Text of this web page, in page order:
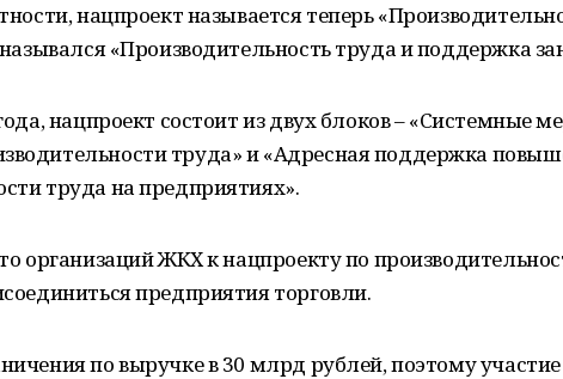
нацпроект называется теперь
«Производительность труда и поддержка
нацпроект состоит из двух блоков – «Системные
труда» и «Адресная поддержка
труда на предприятиях».
организаций ЖКХ к нацпроекту по
предприятия торговли.
по выручке в 30 млрд рублей, поэтому